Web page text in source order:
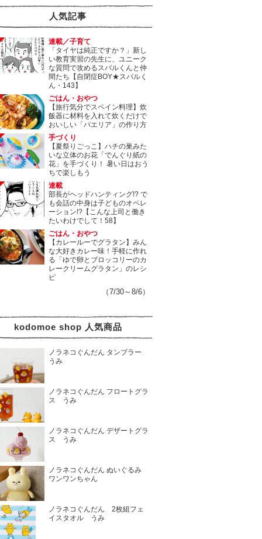
人気記事
連載／子育て
「タイヤは純正ですか？」新し
い教育実習の先生に、ユニーク
な質問で攻めるスバルくんと仲
間たち【自閉症BOY★スバルく
ん・143】
ごはん・おやつ
【旅行気分でスペイン料理】炊
飯器に材料を入れて炊くだけで
おいしい「パエリア」の作り方
手づくり
【夏祭りごっこ】ハチの巣みた
いな立体のお花「でんぐり紙の
花」を手づくり！ 暑い日はおう
ちで楽しもう
連載
部長がヘッドハンティング!? で
も会話の中身は子どものオペレ
ーション!?【こんな上司と働き
たいわけでして！58】
ごはん・おやつ
【カレールーでグラタン】みん
な大好きカレー味！手軽に作れ
る「ゆで卵とブロッコリーのカ
レークリームグラタン」のレシ
ピ
（7/30～8/6）
kodomoe shop 人気商品
ノラネコぐんだん タンブラー
うみ
ノラネコぐんだん フロートグラ
ス うみ
ノラネコぐんだん デザートグラ
ス うみ
ノラネコぐんだん ぬいぐるみ
ワンワンちゃん
ノラネコぐんだん 2枚組フェ
イスタオル うみ